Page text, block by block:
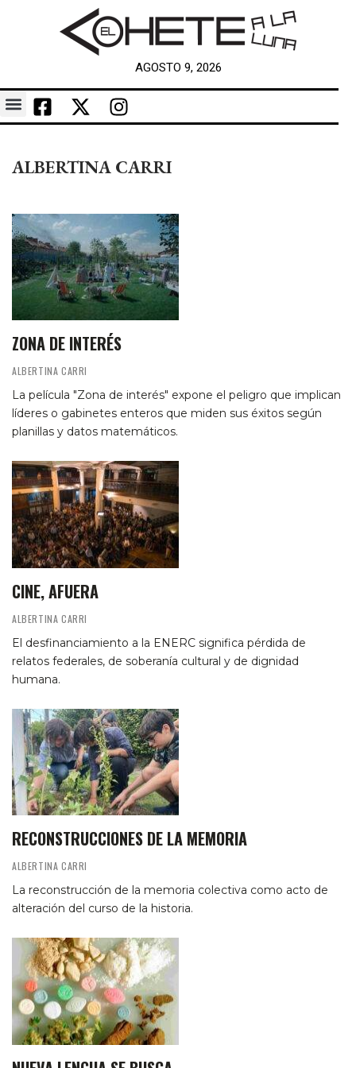
AGOSTO 9, 2026
ALBERTINA CARRI
ZONA DE INTERÉS
ALBERTINA CARRI
La película "Zona de interés" expone el peligro que implican
líderes o gabinetes enteros que miden sus éxitos según
planillas y datos matemáticos.
CINE, AFUERA
ALBERTINA CARRI
El desfinanciamiento a la ENERC significa pérdida de
relatos federales, de soberanía cultural y de dignidad
humana.
RECONSTRUCCIONES DE LA MEMORIA
ALBERTINA CARRI
La reconstrucción de la memoria colectiva como acto de
alteración del curso de la historia.